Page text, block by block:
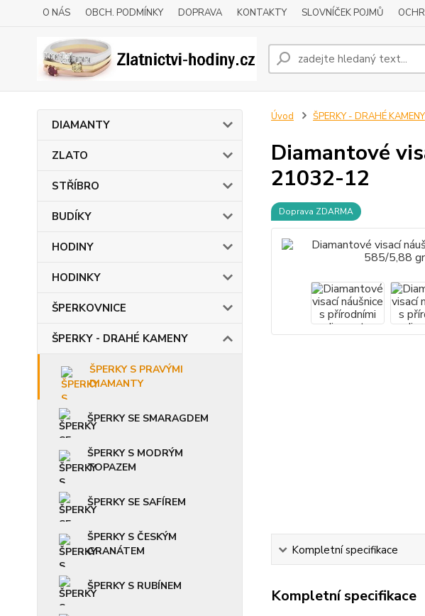
O NÁS OBCH. PODMÍNKY DOPRAVA KONTAKTY SLOVNÍČEK POJMŮ
DIAMANTY
ZLATO
STŘÍBRO
BUDÍKY
HODINY
HODINKY
ŠPERKOVNICE
ŠPERKY - DRAHÉ KAMENY
ŠPERKY S PRAVÝMI
DIAMANTY
ŠPERKY SE SMARAGDEM
ŠPERKY S MODRÝM
TOPAZEM
ŠPERKY SE SAFÍREM
ŠPERKY S ČESKÝM
GRANÁTEM
ŠPERKY S RUBÍNEM
Úvod ŠPERKY - DRAHÉ KAMENY
Diamantové
21032-12
Doprava ZDARMA
Kompletní specifikace
Kompletní specifikace